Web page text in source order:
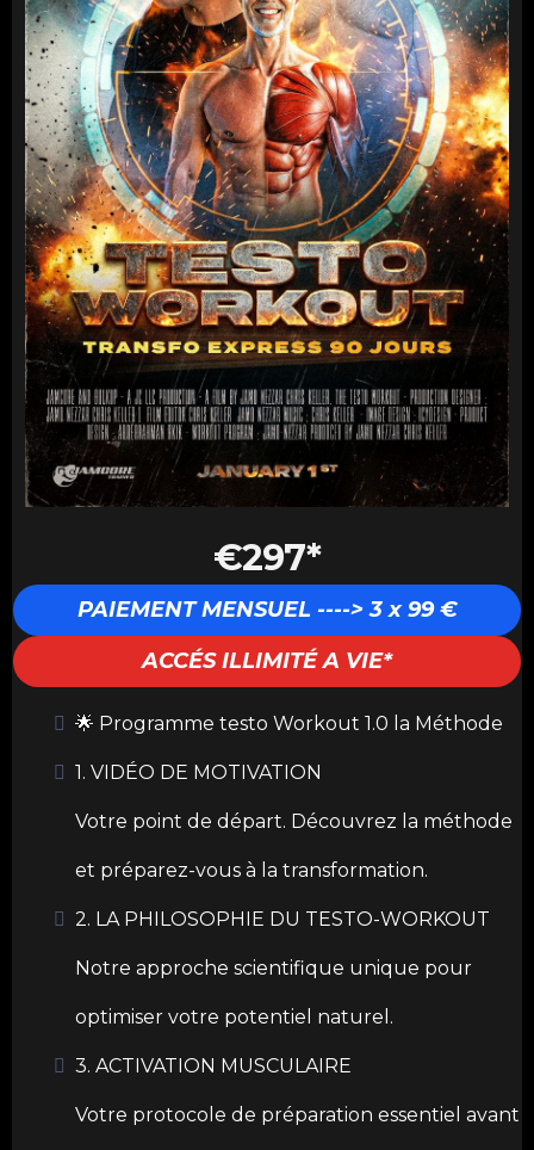
€297*
PAIEMENT MENSUEL ----> 3 x 99 €
ACCÉS ILLIMITÉ A VIE*
🌟 Programme testo Workout 1.0 la Méthode
1. VIDÉO DE MOTIVATION
Votre point de départ. Découvrez la méthode
et préparez-vous à la transformation.
2. LA PHILOSOPHIE DU TESTO-WORKOUT
Notre approche scientifique unique pour
optimiser votre potentiel naturel.
3. ACTIVATION MUSCULAIRE
Votre protocole de préparation essentiel avant